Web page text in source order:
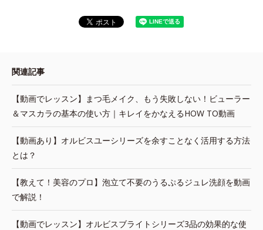
関連記事
【動画でレッスン】まつ毛メイク、もう失敗しない！ビューラー
＆マスカラの基本の使い方｜キレイをかなえるHOW TO動画
【動画あり】オルビスユーシリーズを余すことなく活用する方法
とは？
【教えて！美容のプロ】泡立て不要のうるぷるジュレ洗顔を動画
で解説！
【動画でレッスン】オルビスブライトシリーズ3品の効果的な使